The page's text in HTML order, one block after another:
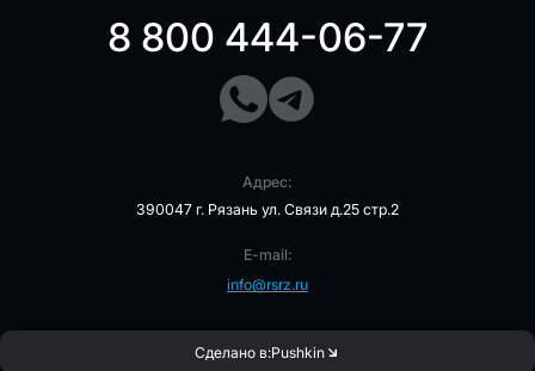
8 800 444-06-77
Адрес:
390047 г. Рязань ул. Связи д.25 стр.2
E-mail:
info@rsrz.ru
Сделано в:Pushkin